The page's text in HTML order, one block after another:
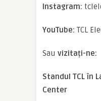
Instagram:
YouTube: TCL
Sau vizitați-ne:
Standul TCL în
Center